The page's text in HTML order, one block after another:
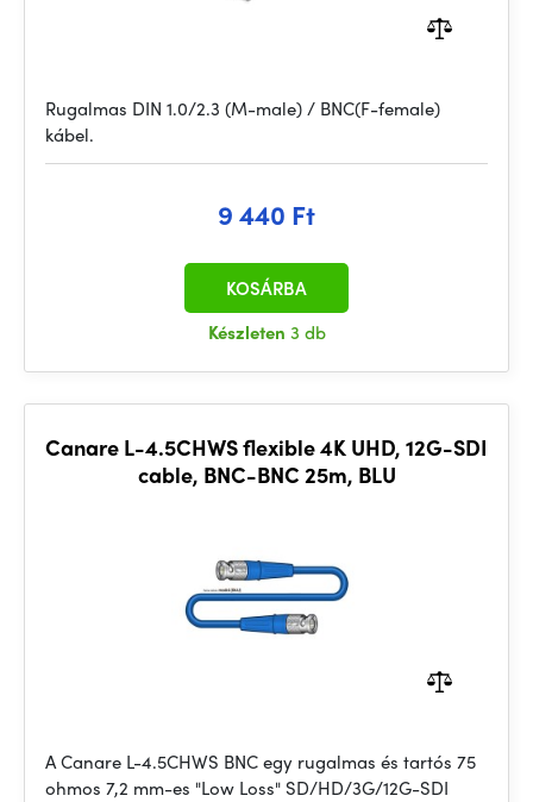
Rugalmas DIN 1.0/2.3 (M-male) / BNC(F-female)
kábel.
9 440 Ft
Készleten 3 db
KOSÁRBA
Canare L-4.5CHWS flexible 4K UHD, 12G-SDI
cable, BNC-BNC 25m, BLU
A Canare L-4.5CHWS BNC egy rugalmas és tartós 75
ohmos 7,2 mm-es "Low Loss" SD/HD/3G/12G-SDI